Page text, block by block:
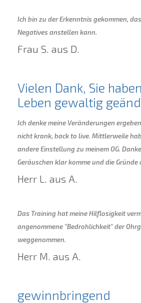
Ich bin zu der Erkenntnis gekommen,
Negatives anstellen kann.
Frau S. aus D.
Vielen Dank, Sie
Leben gewaltig
Ich denke meine Veränderungen
nicht krank, back to live. Mittlerweile
andere Einstellung zu meinem OG.
Geräuschen klar komme und die
Herr L. aus A.
Das Training hat meine Hilflosigkeit
angenommene "Bedrohlichkeit" der
weggenommen.
Herr M. aus A.
gewinnbringend